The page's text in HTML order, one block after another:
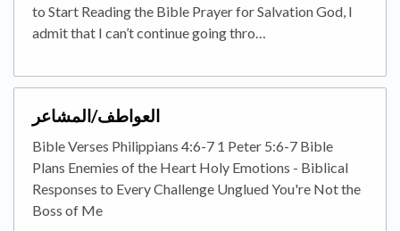
to Start Reading the Bible Prayer for Salvation God, I
admit that I can’t continue going thro…
العواطف/المشاعر
Bible Verses Philippians 4:6-7 1 Peter 5:6-7 Bible
Plans Enemies of the Heart Holy Emotions - Biblical
Responses to Every Challenge Unglued You're Not the
Boss of Me